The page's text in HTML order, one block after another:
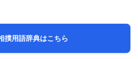
撲用語辞典はこちら